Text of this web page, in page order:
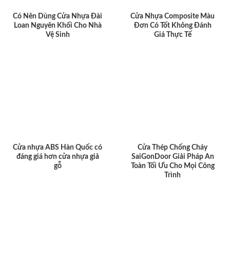
Có Nên Dùng Cửa Nhựa Đài
Loan Nguyên Khối Cho Nhà
Vệ Sinh
Cửa Nhựa Composite Màu
Đơn Có Tốt Không Đánh
Giá Thực Tế
Cửa nhựa ABS Hàn Quốc có
đáng giá hơn cửa nhựa giả
gỗ
Cửa Thép Chống Cháy
SaiGonDoor Giải Pháp An
Toàn Tối Ưu Cho Mọi Công
Trình